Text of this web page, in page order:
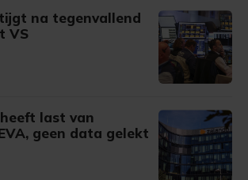
na tegenvallend
VS
last van
geen data gelekt